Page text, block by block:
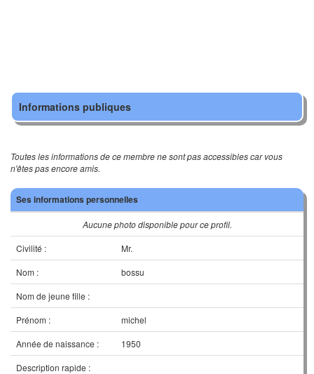
Informations publiques
Toutes les informations de ce membre ne sont pas accessibles car vous
n'êtes pas encore amis.
Ses informations personnelles
Aucune photo disponible pour ce profil.
Civilité :
Mr.
Nom :
bossu
Nom de jeune fille :
Prénom :
michel
Année de naissance :
1950
Description rapide :